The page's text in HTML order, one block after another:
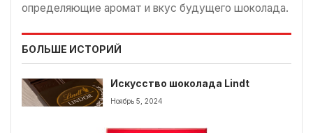
определяющие аромат и вкус будущего шоколада.
БОЛЬШЕ ИСТОРИЙ
Искусство шоколада Lindt
Ноябрь 5, 2024